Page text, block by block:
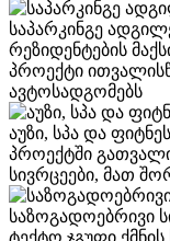
საპარკინგე
რეზიდენტების
პროექტი
ავტოსადგომებს
აუზი, სპა და
პროექტში
სივრცეები, მათ
საზოგადოებრივი
ტექტო ჯგუფი